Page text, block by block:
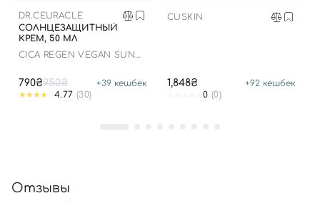
DR.CEURACLE
СОЛНЦЕЗАЩИТНЫЙ
КРЕМ, 50 МЛ
СICA REGEN VEGAN SUN
790₴950₴ +39 кешбек
4.77 (30)
CUSKIN
1,848₴ +92 кешбек
0 (0)
Отзывы